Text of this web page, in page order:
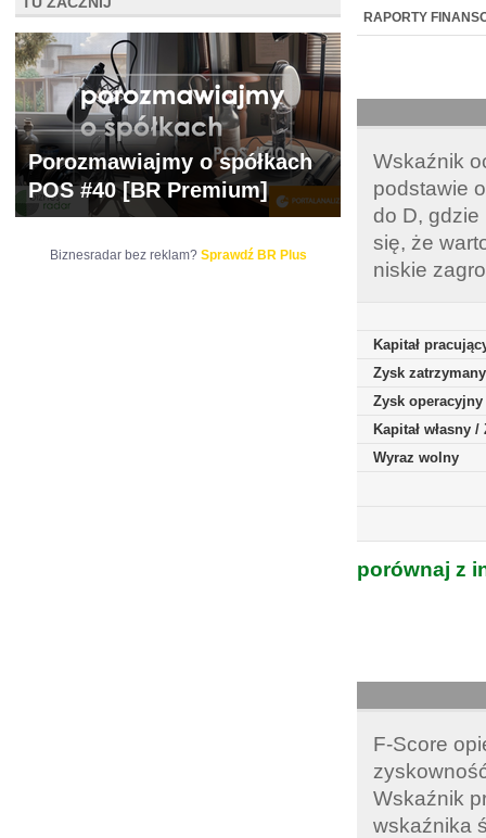
BR LAB
RAPORTY
Wskaźnik
podstawie
do D, gdzie
się, że
niskie
Kapitał
Zysk
Zysk operacyjny
Kapitał własny
Wyraz wolny
porównaj z
F-Score
Wskaźnik
wskaźnika
Porozmawiajmy o spółkach
POS #40 [BR Premium]
Biznesradar bez reklam? Sprawdź BR Plus